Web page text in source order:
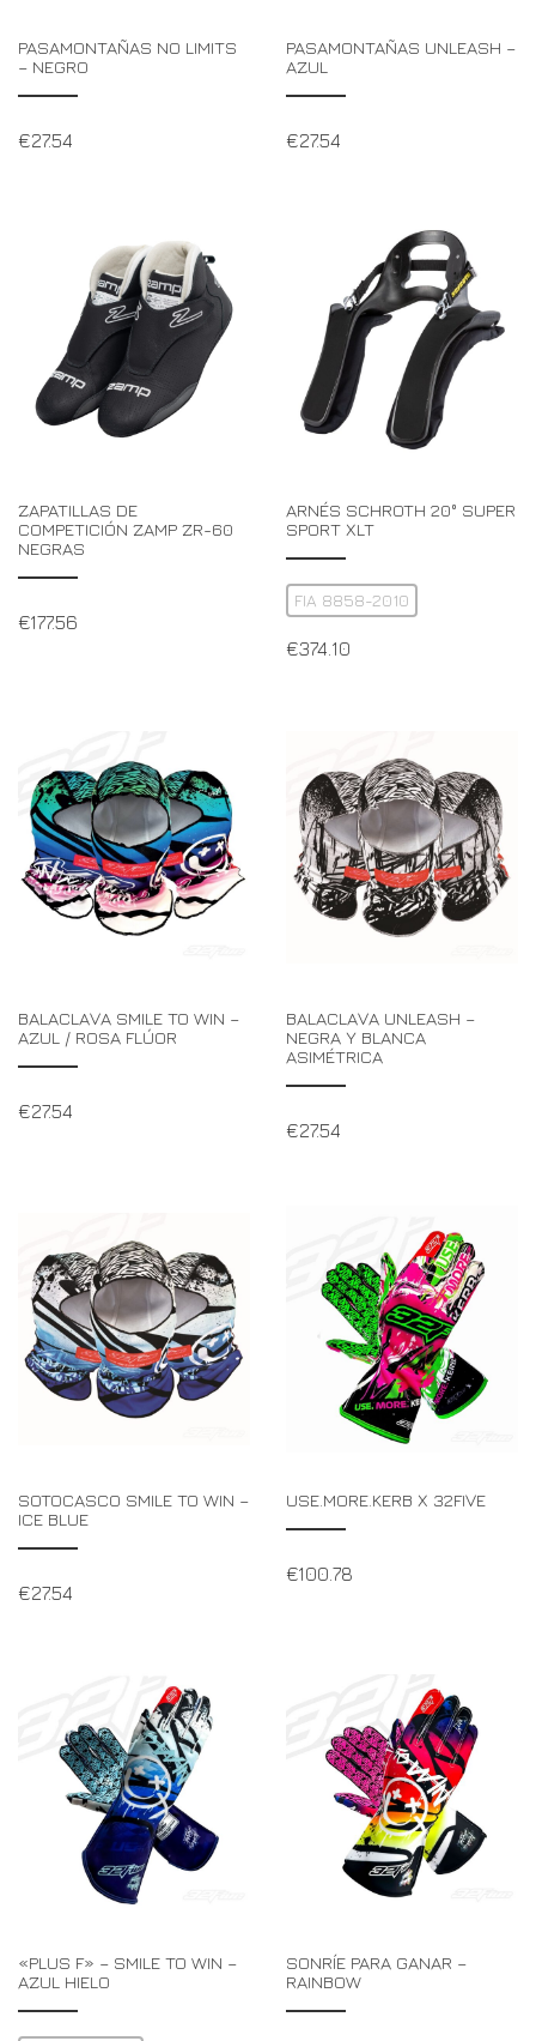
PASAMONTAÑAS NO LIMITS
– NEGRO
€27.54
PASAMONTAÑAS UNLEASH –
AZUL
€27.54
ZAPATILLAS DE
COMPETICIÓN ZAMP ZR-60
NEGRAS
€177.56
ARNÉS SCHROTH 20° SUPER
SPORT XLT
FIA 8858-2010
€374.10
BALACLAVA SMILE TO WIN –
AZUL / ROSA FLÚOR
€27.54
BALACLAVA UNLEASH –
NEGRA Y BLANCA
ASIMÉTRICA
€27.54
SOTOCASCO SMILE TO WIN –
ICE BLUE
€27.54
USE.MORE.KERB X 32FIVE
€100.78
«PLUS F» – SMILE TO WIN –
AZUL HIELO
SONRÍE PARA GANAR –
RAINBOW